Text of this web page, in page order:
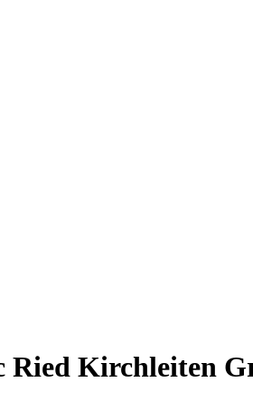
Ried Kirchleiten